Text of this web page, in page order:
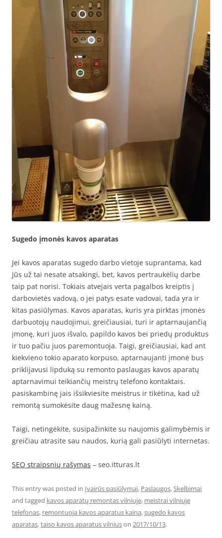
Sugedo įmonės kavos aparatas
Jei kavos aparatas sugedo darbo vietoje suprantama, kad
Jūs už tai nesate atsakingi, bet, kavos pertraukėlių darbe
taip pat norisi. Tokiais atvejais verta pagalbos kreiptis į
darbovietės vadovą, o jei patys esate vadovai, tada yra ir
kitas pasiūlymas. Kavos aparatas, kuris yra pirktas įmonės
darbuotojų naudojimui, greičiausiai, turi ir aptarnaujančią
įmonę, kuri juos išvalo, papildo kavos bei priedų produktus
ir tuo pačiu juos paremontuoja. Taigi, greičiausiai, kad ant
kiekvieno tokio aparato korpuso, aptarnaujanti įmonė bus
priklijavusi lipduką su remonto paslaugas kavos aparatų
aptarnavimui teikiančių meistrų telefono kontaktais.
pasiskambinę jais išsikviesite meistrus ir tikėtina, kad už
remontą sumokėsite daug mažesnę kainą.
Taigi, netingėkite, susipažinkite su naujomis galimybėmis ir
greičiau atrasite sau naudos, kurią gali pasiūlyti internetas.
SEO straipsnių rašymas – seo.itturas.lt
This entry was posted in Įvairūs pasiūlymai, Paslaugos,Skelbimai
and tagged kavos aparatų remontas vilniuje, meistrai vilniuje
telefonas, remontuoja kavos aparatus kaina,sugedo kavos
aparatas,taiso kavos aparatus vilniuson 2017/10/13.